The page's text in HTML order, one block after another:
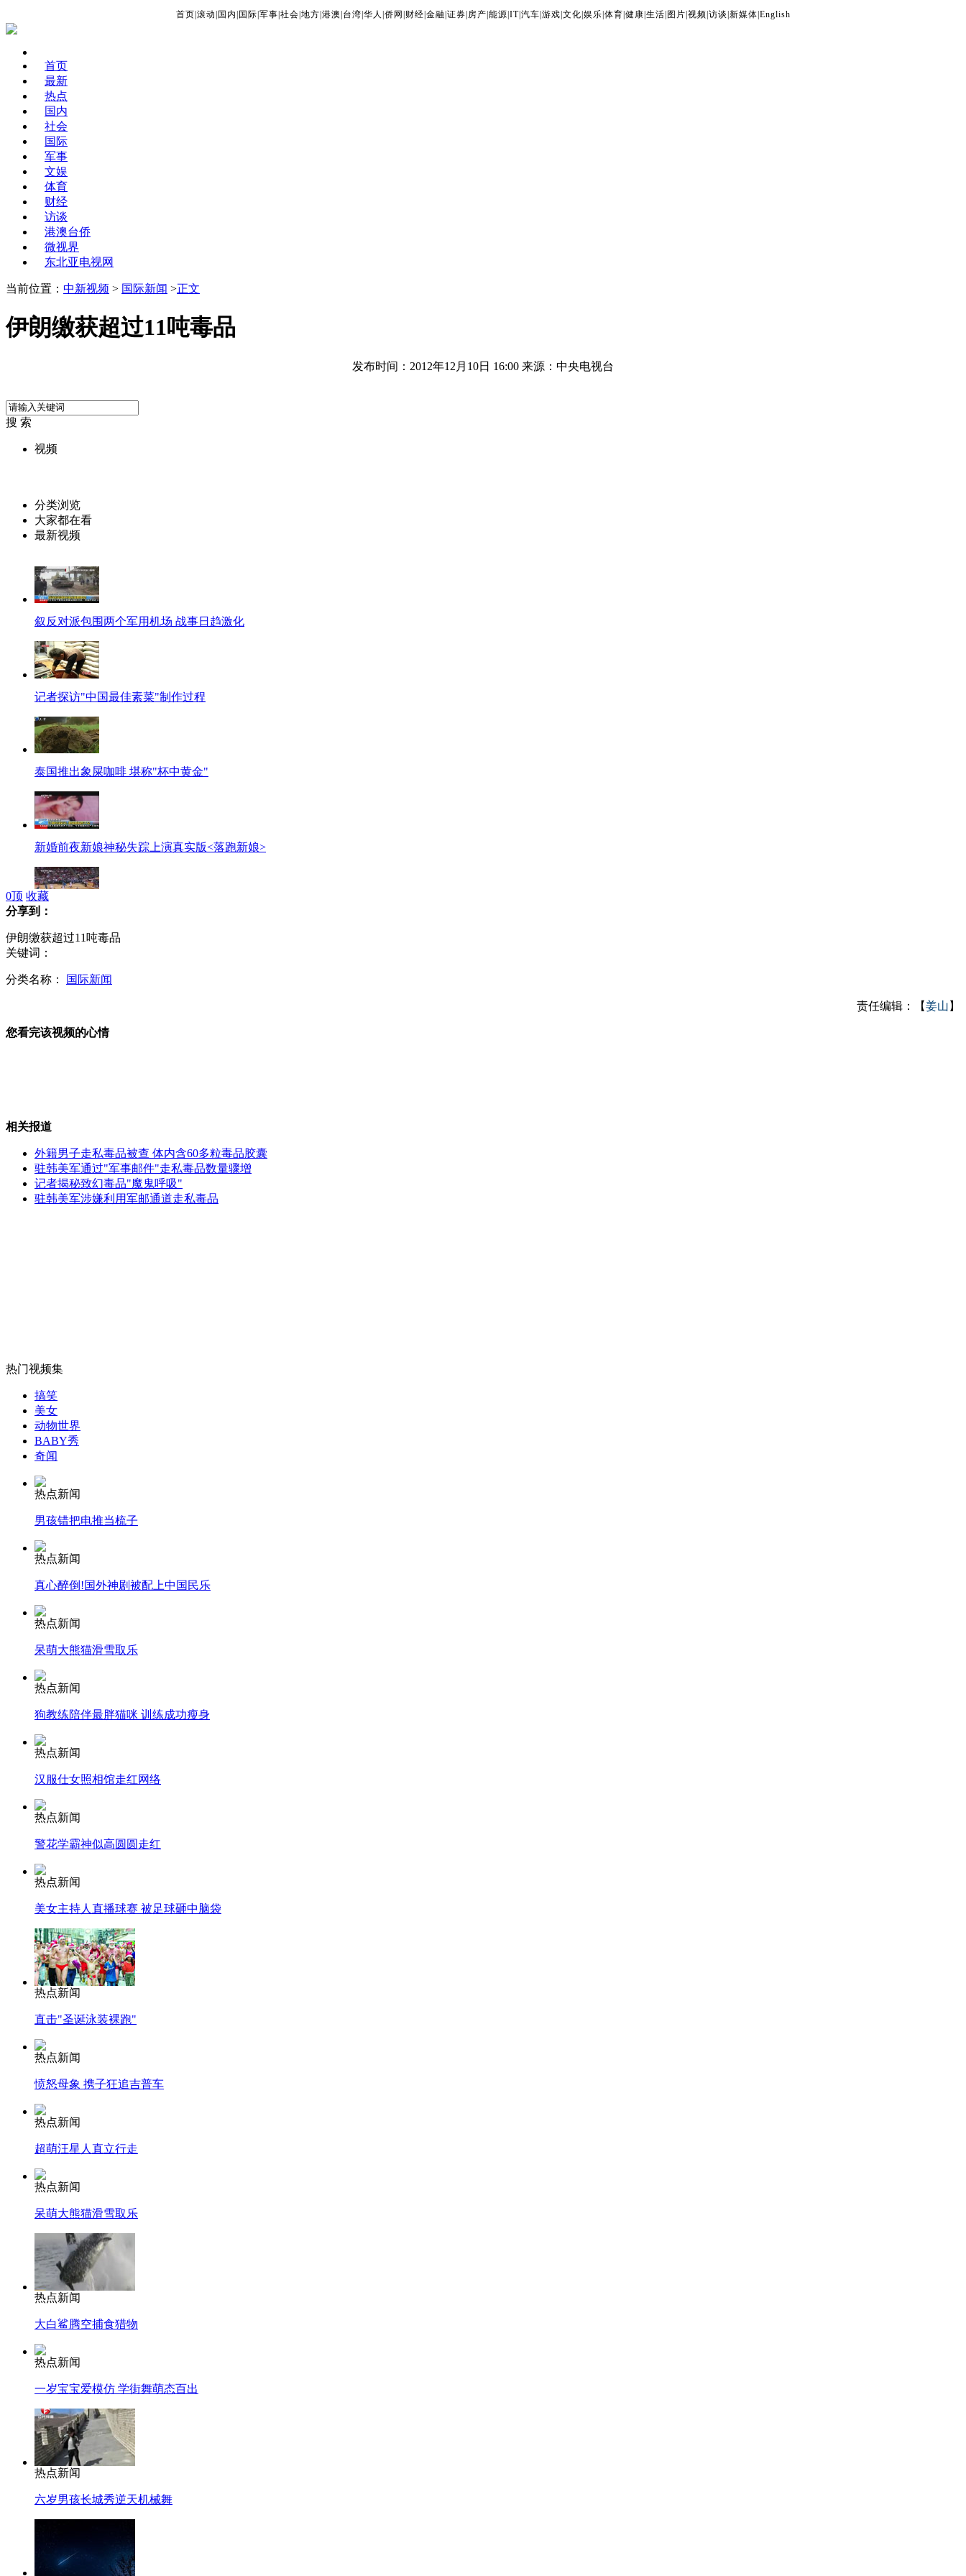
首页 滚动 国内 国际 军事 社会 地方 港澳 台湾 华人 侨网 财经 金融 证券 房产 能源 IT| 汽车 游戏 文化 娱乐 体育 健康 生活 图片 视频 访谈 新媒体 English
首页
最新
热点
国内
社会
国际
军事
文娱
体育
财经
访谈
港澳台侨
微视界
东北亚电视网
当前位置： 中新视频 > 国际新闻 >正文
伊朗缴获超过11吨毒品
发布时间：2012年12月10日 16:00 来源：中央电视台
搜 索
视频
分类浏览
大家都在看
最新视频
叙反对派包围两个军用机场 战事日趋激化
记者探访"中国最佳素菜"制作过程
泰国推出象屎咖啡 堪称"杯中黄金"
新婚前夜新娘神秘失踪上演真实版<落跑新娘>
美国橄榄球星醉驾致同车队友身亡
女孩北京地铁殴打老人 痛下狠手拳打脚踢
外交部：反对强权政治霸凌主义
安徽一实载49人客车翻车
消防员救轻生者 花炮节热闹非凡
司机酒驾遇交警 急速倒车逃窜
0顶 收藏
分享到：
伊朗缴获超过11吨毒品
关键词：
分类名称： 国际新闻
责任编辑：【姜山 】
您看完该视频的心情
相关报道
外籍男子走私毒品被查 体内含60多粒毒品胶囊
驻韩美军通过"军事邮件"走私毒品数量骤增
记者揭秘致幻毒品"魔鬼呼吸"
驻韩美军涉嫌利用军邮通道走私毒品
热门视频集
搞笑
美女
动物世界
BABY秀
奇闻
热点新闻
男孩错把电推当梳子
热点新闻
真心醉倒!国外神剧被配上中国民乐
热点新闻
呆萌大熊猫滑雪取乐
热点新闻
狗教练陪伴最胖猫咪 训练成功瘦身
热点新闻
汉服仕女照相馆走红网络
热点新闻
警花学霸神似高圆圆走红
热点新闻
美女主持人直播球赛 被足球砸中脑袋
热点新闻
直击"圣诞泳装裸跑"
热点新闻
愤怒母象 携子狂追吉普车
热点新闻
超萌汪星人直立行走
热点新闻
呆萌大熊猫滑雪取乐
热点新闻
大白鲨腾空捕食猎物
热点新闻
一岁宝宝爱模仿 学街舞萌态百出
热点新闻
六岁男孩长城秀逆天机械舞